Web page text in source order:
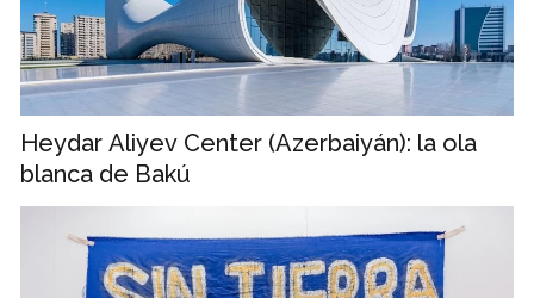
Heydar Aliyev Center (Azerbaiyán): la ola
blanca de Bakú